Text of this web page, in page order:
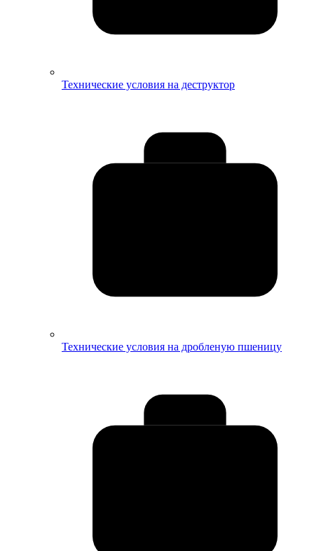
Технические условия на деструктор
Технические условия на дробленую пшеницу